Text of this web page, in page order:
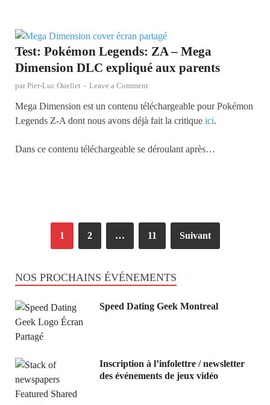
Test: Pokémon Legends: ZA – Mega
Dimension DLC expliqué aux parents
parPier-Luc Ouellet - Leave a Comment
Mega Dimension est un contenu téléchargeable pour Pokémon
Legends Z-A dont nous avons déjà fait la critique ici.
Dans ce contenu téléchargeable se déroulant après…
1 2 … 11 Suivant
NOS PROCHAINS ÉVÉNEMENTS
Speed Dating Geek Montreal
Inscription à l’infolettre / newsletter
des événements de jeux vidéo